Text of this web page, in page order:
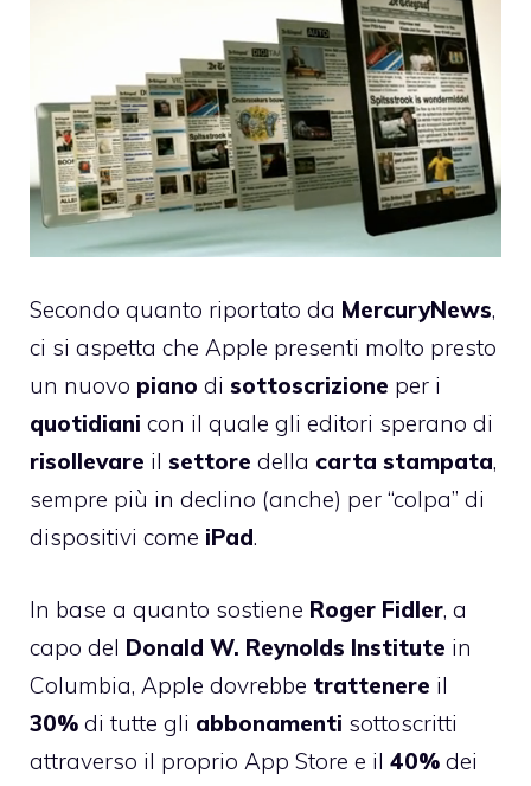
Secondo quanto riportato da MercuryNews,
ci si aspetta che Apple presenti molto presto
un nuovo piano di sottoscrizione per i
quotidiani con il quale gli editori sperano di
risollevare il settore della carta stampata,
sempre più in declino (anche) per “colpa” di
dispositivi come iPad.
In base a quanto sostiene Roger Fidler, a
capo del Donald W. Reynolds Institute in
Columbia, Apple dovrebbe trattenere il
30% di tutte gli abbonamenti sottoscritti
attraverso il proprio App Store e il 40% dei